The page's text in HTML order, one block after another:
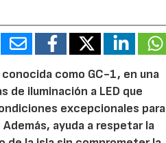
como GC-1, en una
iluminación a LED que
excepcionales para
ayuda a respetar la